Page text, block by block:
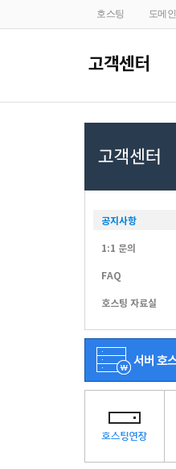
호스팅 도메인
공지사항
1:1 문의
FAQ
호스팅 자료실